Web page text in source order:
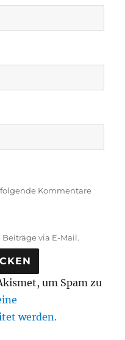
Kommentare
via E-Mail.
um Spam zu
werden.